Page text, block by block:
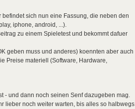
sich nun eine Fassung, die neben den
iphone, android, ...).
zu einem Spieletest und bekommt dafuer
geben muss und anderes) koennten aber auch
Preise materiell (Software, Hardware,
- und dann noch seinen Senf dazugeben mag.
lieber noch weiter warten, bis alles so halbwegs